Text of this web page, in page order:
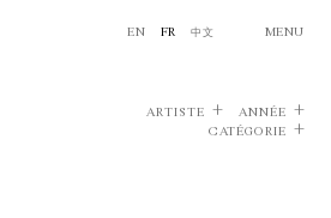
EN FR 中文 MENU
ARTISTE
ANNÉE
CATÉGORIE